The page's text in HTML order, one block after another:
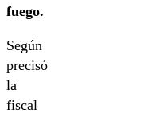
fuego.
Según
precisó
la
fiscal